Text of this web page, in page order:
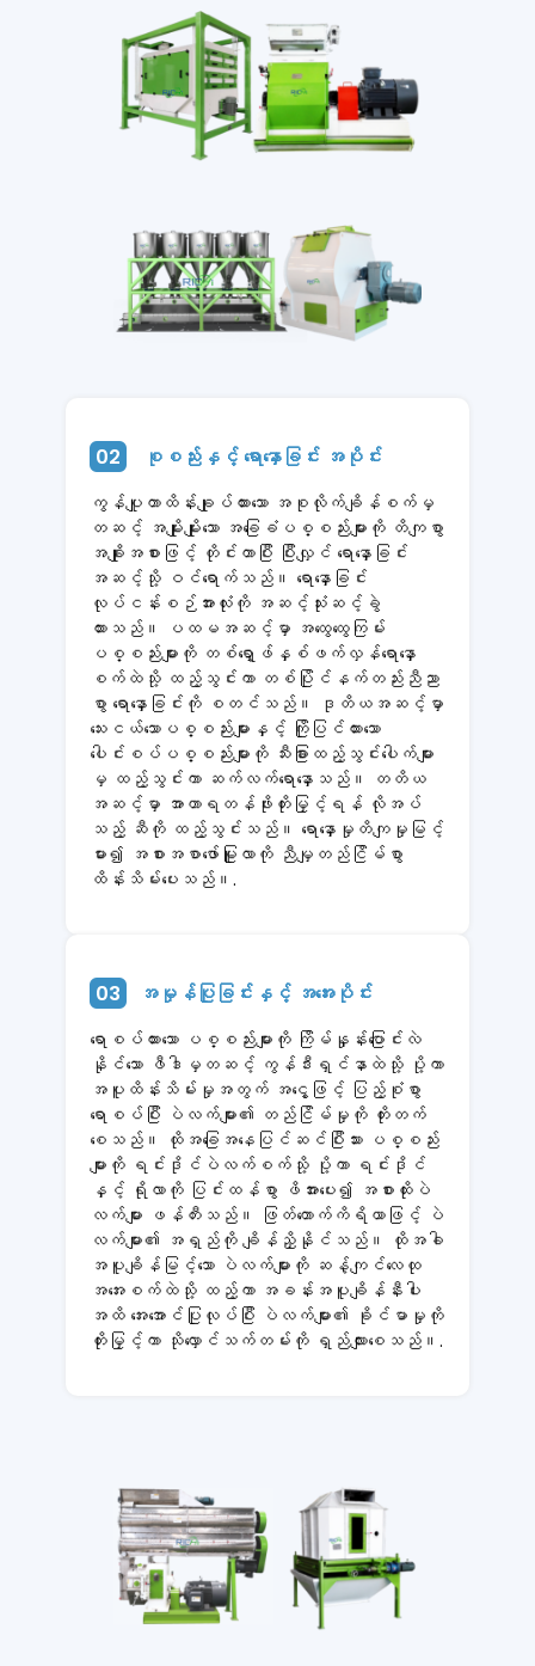
02 စုစည်းနှင့် ရောနှောခြင်း အပိုင်း
ကွန်ပျူတာထိန်းချုပ်ထားသော အစုလိုက်ချိန်စက်မှ
တဆင့် အမျိုးမျိုးသော အခြေခံပစ္စည်းများကို တိကျစွာ
အချိုးအစားဖြင့် တိုင်းတာပြီး ပြီးလျှင် ရောနှောခြင်း
အဆင့်သို့ ဝင်ရောက်သည်။ ရောနှောခြင်း
လုပ်ငန်းစဉ်အားလုံးကို အဆင့်သုံးဆင့်ခွဲ
ထားသည်။ ပထမအဆင့်မှာ အထွေထွေကြမ်း
ပစ္စည်းများကို တစ်ရှော့ဖ်နှစ်ဖက်လှန်ရောနှော
စက်ထဲသို့ ထည့်သွင်းကာ တစ်ပြိုင်နက်တည်းညီညာ
စွာ ရောနှောခြင်းကို စတင်သည်။ ဒုတိယအဆင့်မှာ
သေးငယ်သောပစ္စည်းများနှင့် ကြိုပြင်ထားသော
ပေါင်းစပ်ပစ္စည်းများကို သီးခြားထည့်သွင်းပေါက်များ
မှ ထည့်သွင်းကာ ဆက်လက်ရောနှောသည်။ တတိယ
အဆင့်မှာ အာဟာရတန်ဖိုးတိုးမြှင့်ရန် လိုအပ်
သည့် ဆီကို ထည့်သွင်းသည်။ ရောနှောမှုတိကျမှုမြင့်
မား၍ အစားအစာဖော်မြူလာကို ညီမျှတည်ငြိမ်စွာ
ထိန်းသိမ်းပေးသည်။.
03 အမှုန်ပြုခြင်းနှင့် အအေးပိုင်း
ရောစပ်ထားသော ပစ္စည်းများကို ကြိမ်နှုန်းပြောင်းလဲ
နိုင်သော ဖီဒါမှတဆင့် ကွန်ဒီးရှင်နာထဲသို့ ပို့ကာ
အပူထိန်းသိမ်းမှုအတွက် အငွေ့ဖြင့် ပြည့်စုံစွာ
ရောစပ်ပြီး ပဲလက်များ၏ တည်ငြိမ်မှုကို တိုးတက်
စေသည်။ ထိုအခြေအနေပြင်ဆင်ပြီးသား ပစ္စည်း
များကို ရင်းဒိုင်ပဲလက်စက်သို့ ပို့ကာ ရင်းဒိုင်
နှင့် ရိုလာကို ပြင်းထန်စွာ ဖိအားပေး၍ အစားထိုးပဲ
လက်များ ဖန်တီးသည်။ ဖြတ်တောက်ကိရိယာဖြင့် ပဲ
လက်များ၏ အရှည်ကို ချိန်ညှိနိုင်သည်။ ထိုအခါ
အပူချိန်မြင့်သော ပဲလက်များကို ဆန့်ကျင်လေထု
အအေးစက်ထဲသို့ ထည့်ကာ အခန်းအပူချိန်နီးပါး
အထိ အေးအောင်ပြုလုပ်ပြီး ပဲလက်များ၏ ခိုင်မာမှုကို
တိုးမြှင့်ကာ သိုလှောင်သက်တမ်းကို ရှည်လျားစေသည်။.